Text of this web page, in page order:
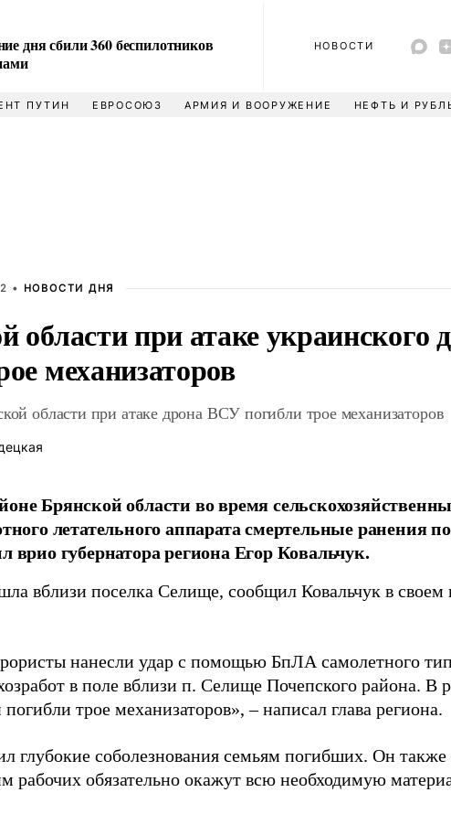
дня сбили 360 беспилотников
НОВОСТИ
ПУТИН ЕВРОСОЮЗ АРМИЯ И ВООРУЖЕНИЕ НЕФТЬ И
• НОВОСТИ ДНЯ
области при атаке украинского
механизаторов
области при атаке дрона ВСУ погибли трое механизаторов
Брянской области во время
летательного аппарата смертельные ранения
врио губернатора региона Егор Ковальчук.
вблизи поселка Селище, сообщил Ковальчук в своем
нанесли удар с помощью БпЛА самолетного
в поле вблизи п. Селище Почепского района. В
погибли трое механизаторов», – написал глава региона.
глубокие соболезнования семьям погибших. Он также
рабочих обязательно окажут всю необходимую